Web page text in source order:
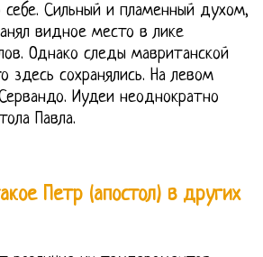
Сильный и пламенный духом,
видное место в лике
Однако следы мавританской
здесь сохранялись. На левом
Иудеи неоднократно
Павла.
Петр (апостол) в других